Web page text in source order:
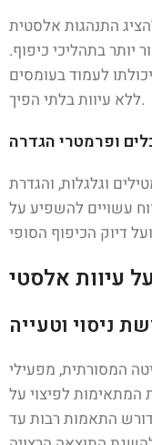
התנהגות אלסטית
יותר בתהליכי כיפוף.
לעמוד בעומסים
ללא עיוות בלתי הפיך.
ופרמטרי הגדרה
וגלגלות, והגדרת
עשויים להשפיע על
עיוות אלסטי
ניסוי וטעייה
המתאימות לפיצוי על
התאמות רבות עד